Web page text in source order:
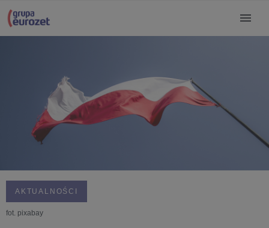
AKTUALNOŚCI
fot. pixabay